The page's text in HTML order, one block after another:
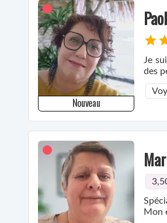
Nouveau
Je
des
Mon